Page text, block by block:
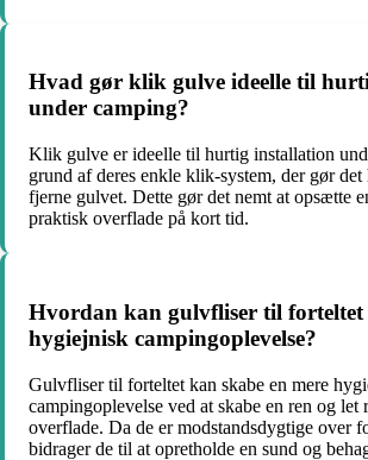
Hvad gør klik gulve ideelle til
under camping?
Klik gulve er ideelle til hurtig installation
grund af deres enkle klik-system, der gør
fjerne gulvet. Dette gør det nemt at opsætte
praktisk overflade på kort tid.
Hvordan kan gulvfliser til forteltet
hygiejnisk campingoplevelse?
Gulvfliser til forteltet kan skabe en mere
campingoplevelse ved at skabe en ren og let
overflade. Da de er modstandsdygtige over
bidrager de til at opretholde en sund og